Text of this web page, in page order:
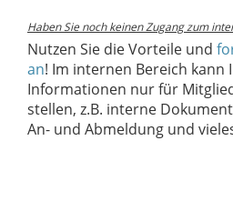
Haben Sie noch keinen Zugang zum
Nutzen Sie die Vorteile und
an! Im internen Bereich kann
Informationen nur für
stellen, z.B. interne
An- und Abmeldung und